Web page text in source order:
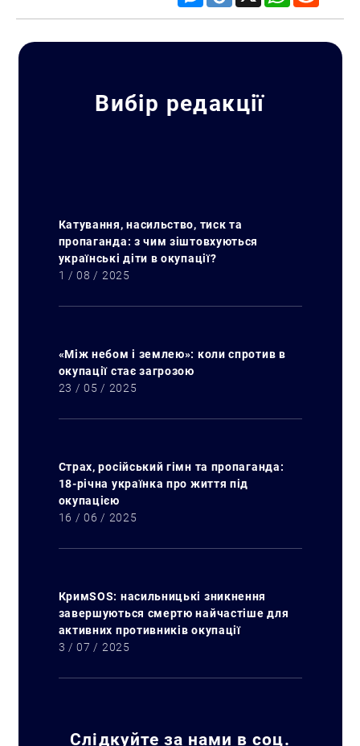
Искать:
Вибір редакції
Катування, насильство, тиск та
пропаганда: з чим зіштовхуються
українські діти в окупації?
1 / 08 / 2025
«Між небом і землею»: коли спротив в
окупації стає загрозою
23 / 05 / 2025
Страх, російський гімн та пропаганда:
18-річна українка про життя під
окупацією
16 / 06 / 2025
КримSOS: насильницькі зникнення
завершуються смертю найчастіше для
активних противників окупації
3 / 07 / 2025
Слідкуйте за нами в соц.